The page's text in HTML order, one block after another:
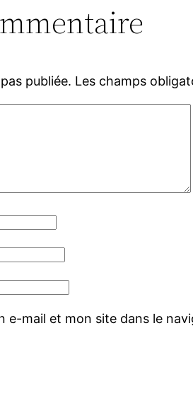
publiée. Les champs
e-mail et mon site dans le